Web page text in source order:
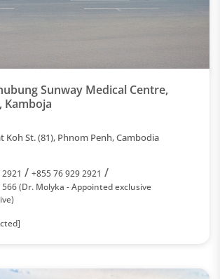
Sunway Medical Centre,
Kamboja
Koh St. (81), Phnom Penh, Cambodia
/ +855 76 929 2921 /
566 (Dr. Molyka - Appointed exclusive